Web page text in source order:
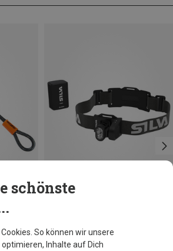
schönste
Cookies. So können wir unsere
Inhalte auf Dich